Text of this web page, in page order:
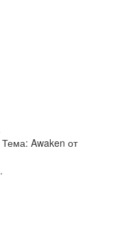
Тема: Awaken от